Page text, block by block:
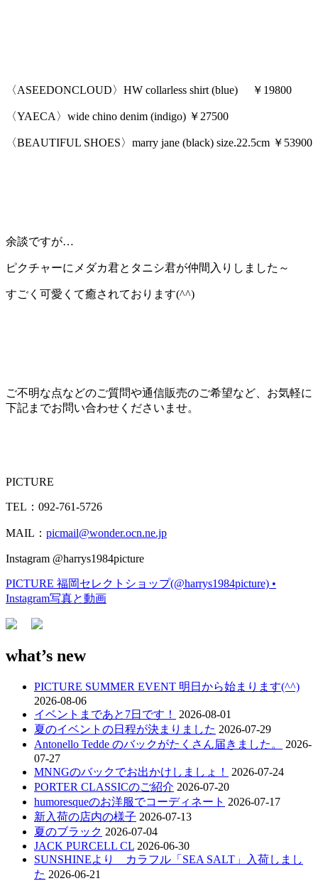
〈ASEEDONCLOUD〉HW collarless shirt (blue) ￥19800
〈YAECA〉wide chino denim (indigo) ￥27500
〈BEAUTIFUL SHOES〉marry jane (black) size.22.5cm ￥53900
余談ですが…
ピクチャーにメダカ君とタニシ君が仲間入りしました～
すごく可愛くて癒されております(^^)
ご不明な点などのご質問や通信販売のご希望など、お気軽に
下記までお問い合わせくださいませ。
PICTURE
TEL：092-761-5726
MAIL： picmail@wonder.ocn.ne.jp
Instagram @harrys1984picture
PICTURE 福岡セレクトショップ(@harrys1984picture) •
Instagram写真と動画
what’s new
PICTURE SUMMER EVENT 明日から始まります(^^)
2026-08-06
イベントまであと7日です！
2026-08-01
夏のイベントの日程が決まりました 2026-07-29
Antonello Tedde のバックがたくさん届きました。
2026-
07-27
MNNGのバックでお出かけしましょ！
2026-07-24
PORTER CLASSICのご紹介 2026-07-20
humoresqueのお洋服でコーディネート 2026-07-17
新入荷の店内の様子 2026-07-13
夏のブラック 2026-07-04
JACK PURCELL CL 2026-06-30
SUNSHINEより カラフル「SEA SALT」入荷しまし
た 2026-06-21